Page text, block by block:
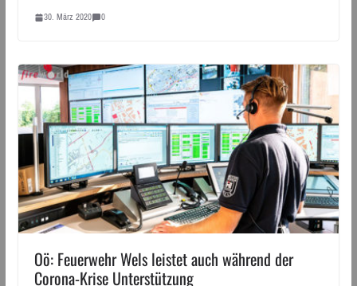
30. März 2020 0
Oö: Feuerwehr Wels leistet auch während der
Corona-Krise Unterstützung